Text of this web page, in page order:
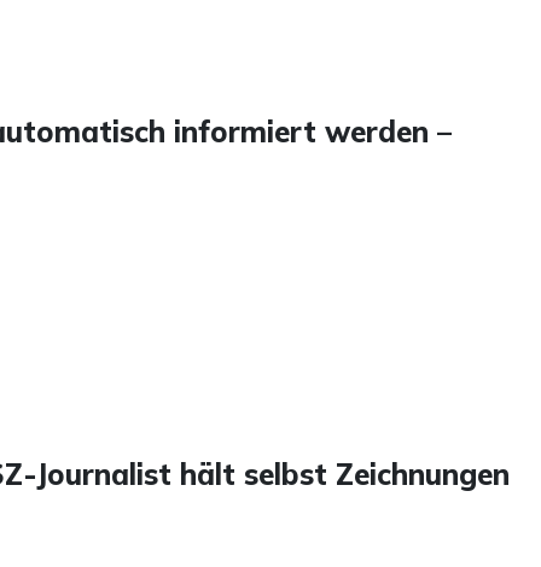
informiert werden –
Journalist hält selbst Zeichnungen